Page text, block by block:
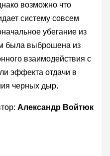
возможно что
систему совсем
убегание из
была выброшена из
взаимодействия с
эффекта отдачи в
черных дыр.
Александр Войтюк